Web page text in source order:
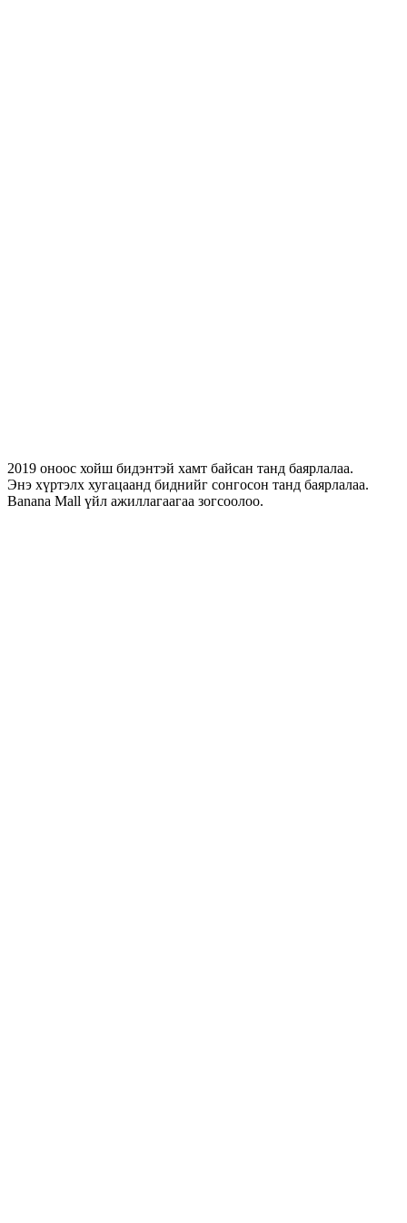
2019 оноос хойш бидэнтэй хамт байсан танд баярлалаа.
Энэ хүртэлх хугацаанд биднийг сонгосон танд баярлалаа.
Banana Mall үйл ажиллагаагаа зогсоолоо.